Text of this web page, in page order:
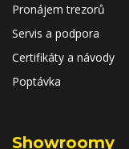
Pronájem trezorů
Servis a podpora
Certifikáty a návody
Poptávka
Showroomy